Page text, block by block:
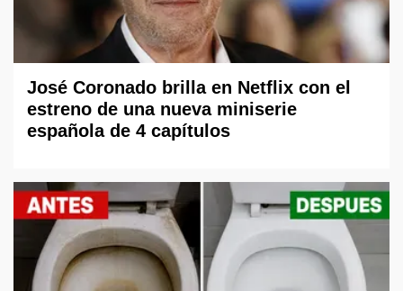
José Coronado brilla en Netflix con el
estreno de una nueva miniserie
española de 4 capítulos